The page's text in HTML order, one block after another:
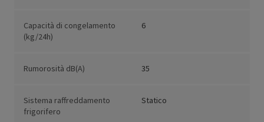
Capacità di congelamento
(kg/24h)
6
Rumorosità dB(A) 35
Sistema raffreddamento
frigorifero
Statico